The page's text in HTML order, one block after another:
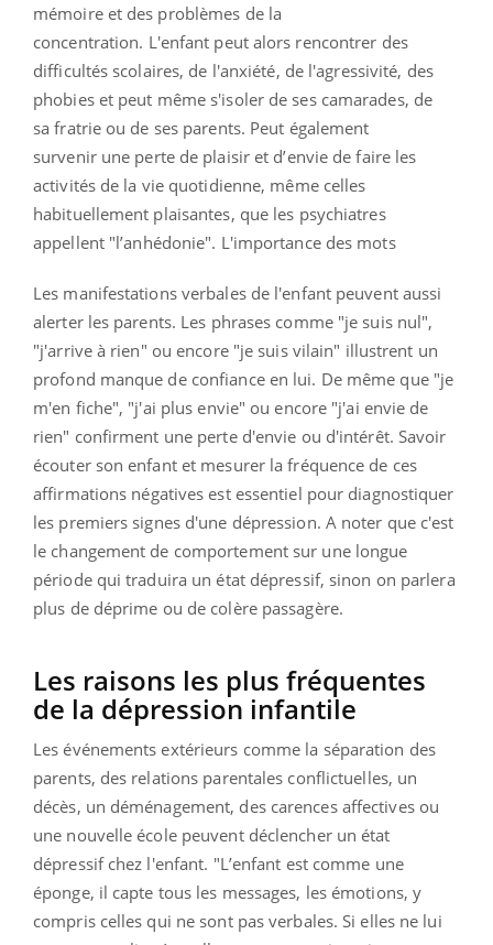
mémoire et des problèmes de la
concentration. L'enfant peut alors rencontrer des
difficultés scolaires, de l'anxiété, de l'agressivité, des
phobies et peut même s'isoler de ses camarades, de
sa fratrie ou de ses parents. Peut également
survenirune perte de plaisiret d’envie de faireles
activités de la vie quotidienne, même celles
habituellement plaisantes, que les psychiatres
appellent "l’anhédonie". L'importance des mots
Les manifestations verbales de l'enfant peuvent aussi
alerter les parents. Les phrases comme "je suis nul",
"j'arrive à rien" ou encore "je suis vilain" illustrent un
profond manque de confiance en lui. De même que "je
m'en fiche", "j'ai plus envie" ou encore "j'ai envie de
rien" confirment une perte d'envie ou d'intérêt. Savoir
écouter son enfant et mesurer la fréquence de ces
affirmations négatives est essentiel pour diagnostiquer
les premiers signes d'une dépression. A noter que c'est
le changement de comportement sur une longue
période qui traduira un état dépressif, sinon on parlera
plus de déprime ou de colère passagère.
Les raisons les plus fréquentes
de la dépression infantile
Les événements extérieurs comme la séparation des
parents, des relations parentales conflictuelles, un
décès, un déménagement, des carences affectives ou
une nouvelle école peuvent déclencher un état
dépressif chez l'enfant. "L’enfant est comme une
éponge, il capte tous les messages, les émotions, y
compris celles qui ne sont pas verbales. Si elles ne lui